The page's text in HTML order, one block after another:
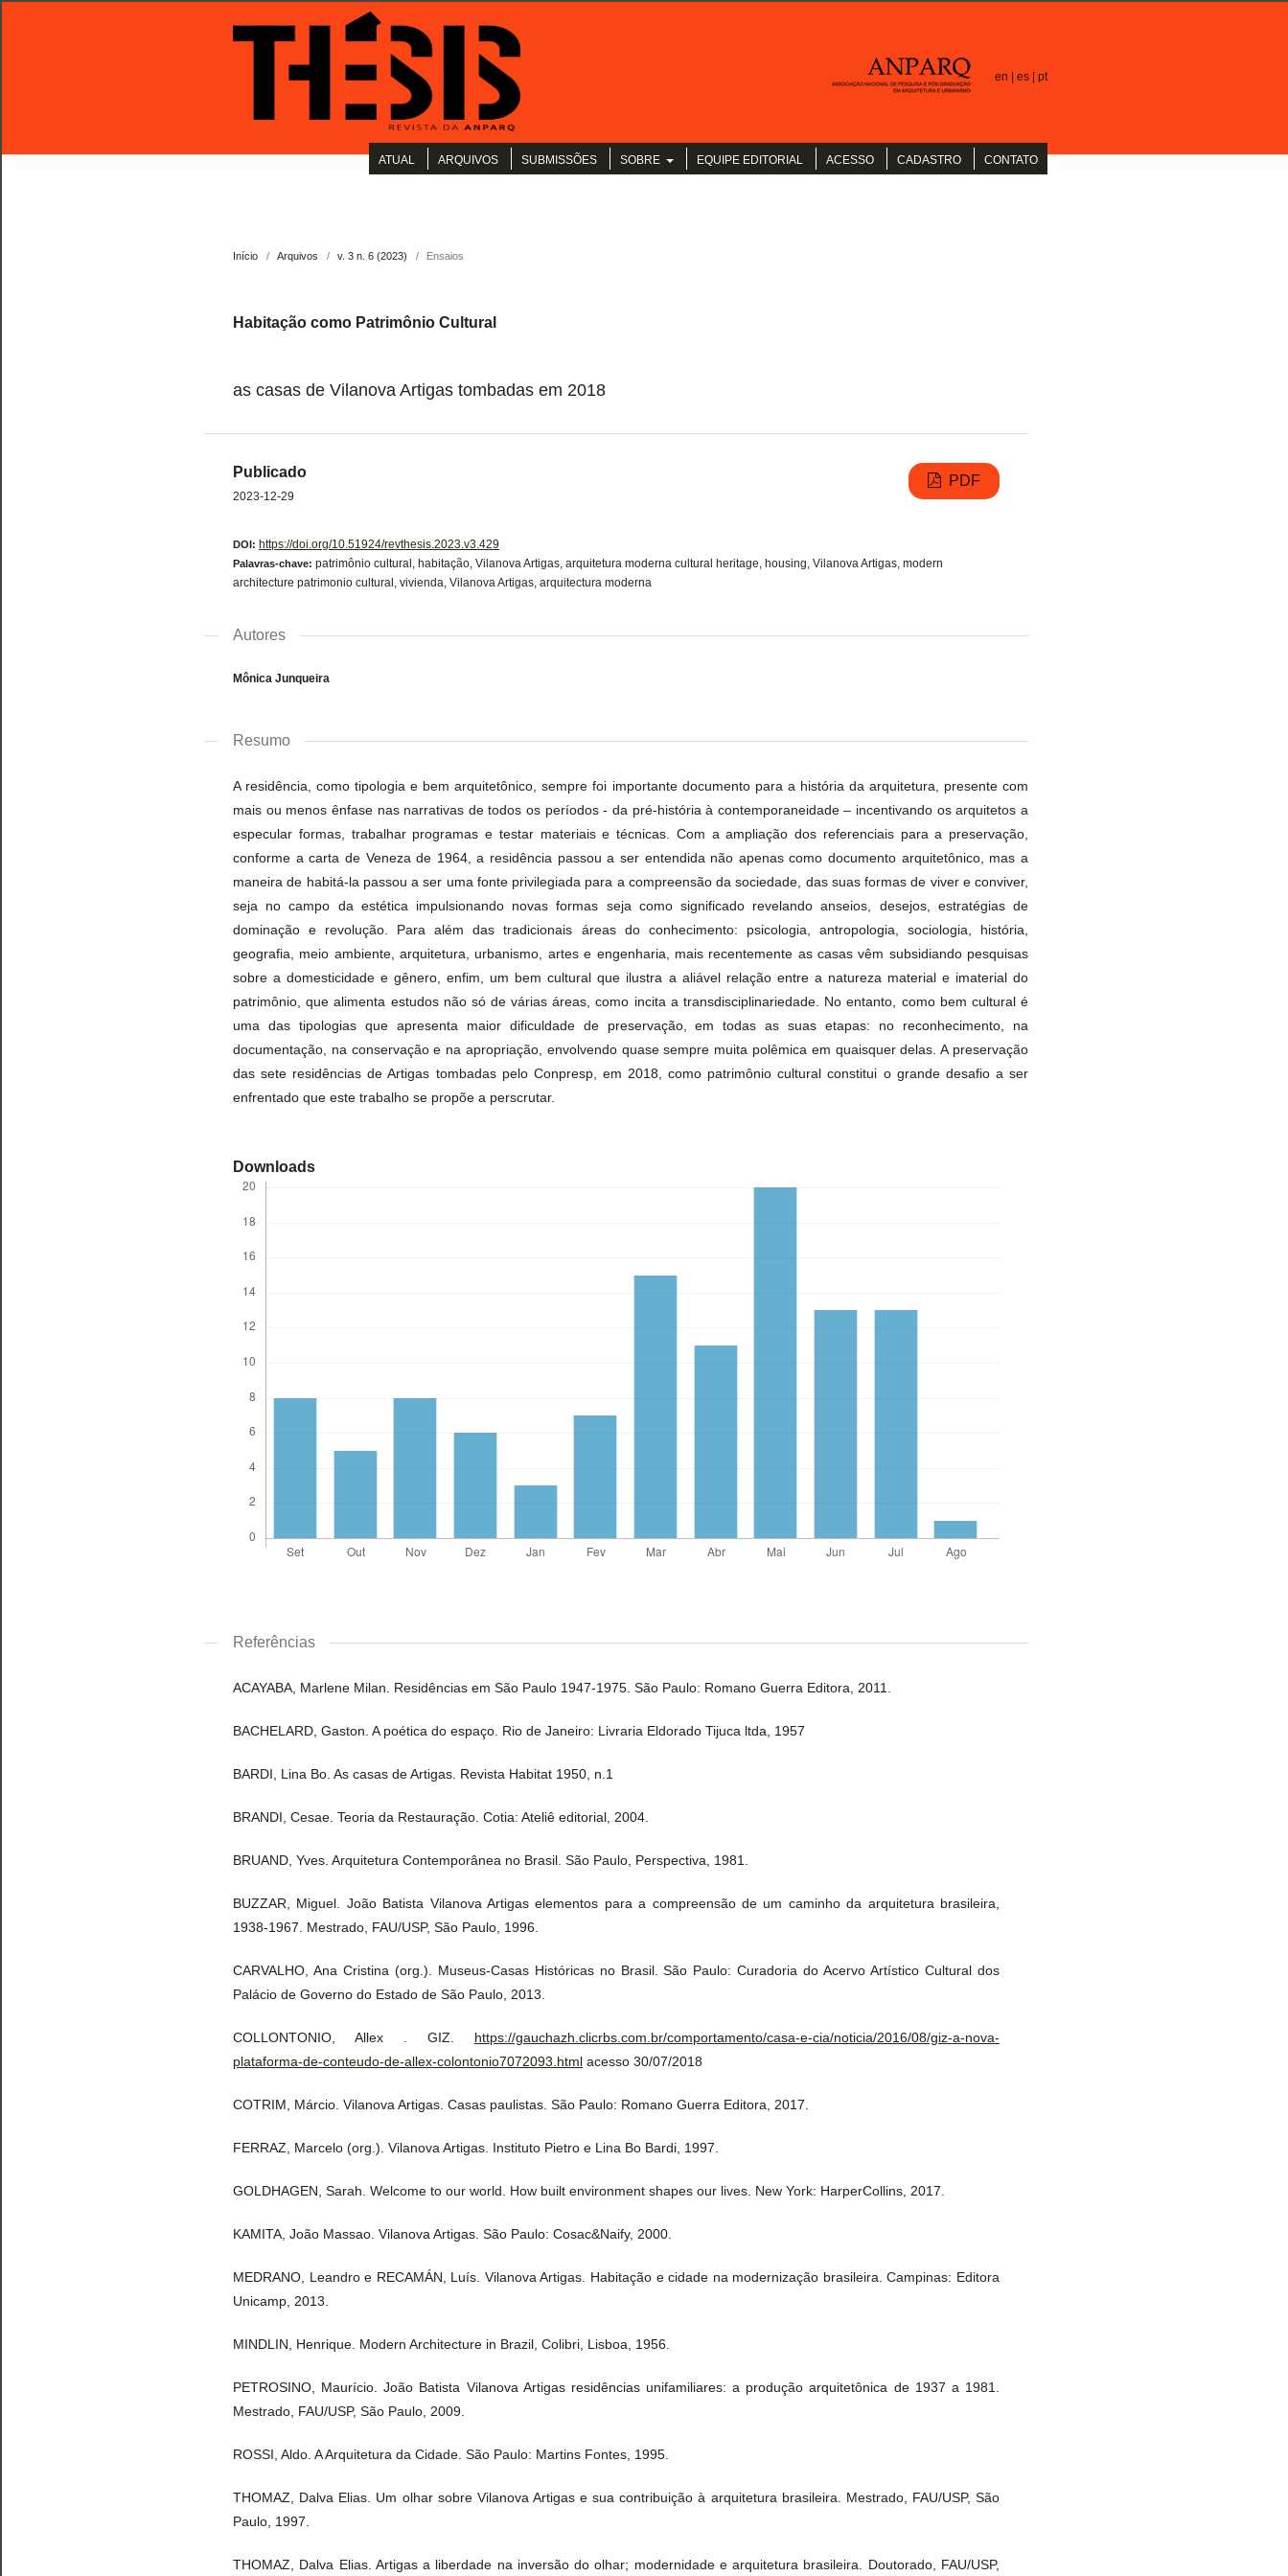
en | es | pt
ATUAL ARQUIVOS SUBMISSÕES SOBRE EQUIPE EDITORIAL ACESSO CADASTRO CONTATO
Início / Arquivos / v. 3 n. 6 (2023) / Ensaios
Habitação como Patrimônio Cultural
as casas de Vilanova Artigas tombadas em 2018
Publicado
2023-12-29
PDF
DOI: https://doi.org/10.51924/revthesis.2023.v3.429
Palavras-chave: patrimônio cultural, habitação, Vilanova Artigas, arquitetura moderna cultural heritage, housing, Vilanova Artigas, modern
architecture patrimonio cultural, vivienda, Vilanova Artigas, arquitectura moderna
Autores
Mônica Junqueira
Resumo
A residência, como tipologia e bem arquitetônico, sempre foi importante documento para a história da arquitetura, presente com
mais ou menos ênfase nas narrativas de todos os períodos - da pré-história à contemporaneidade – incentivando os arquitetos a
especular formas, trabalhar programas e testar materiais e técnicas. Com a ampliação dos referenciais para a preservação,
conforme a carta de Veneza de 1964, a residência passou a ser entendida não apenas como documento arquitetônico, mas a
maneira de habitá-la passou a ser uma fonte privilegiada para a compreensão da sociedade, das suas formas de viver e conviver,
seja no campo da estética impulsionando novas formas seja como significado revelando anseios, desejos, estratégias de
dominação e revolução. Para além das tradicionais áreas do conhecimento: psicologia, antropologia, sociologia, história,
geografia, meio ambiente, arquitetura, urbanismo, artes e engenharia, mais recentemente as casas vêm subsidiando pesquisas
sobre a domesticidade e gênero, enfim, um bem cultural que ilustra a aliável relação entre a natureza material e imaterial do
patrimônio, que alimenta estudos não só de várias áreas, como incita a transdisciplinariedade. No entanto, como bem cultural é
uma das tipologias que apresenta maior dificuldade de preservação, em todas as suas etapas: no reconhecimento, na
documentação, na conservação e na apropriação, envolvendo quase sempre muita polêmica em quaisquer delas. A preservação
das sete residências de Artigas tombadas pelo Conpresp, em 2018, como patrimônio cultural constitui o grande desafio a ser
enfrentado que este trabalho se propõe a perscrutar.
Downloads
Referências
ACAYABA, Marlene Milan. Residências em São Paulo 1947-1975. São Paulo: Romano Guerra Editora, 2011.
BACHELARD, Gaston. A poética do espaço. Rio de Janeiro: Livraria Eldorado Tijuca ltda, 1957
BARDI, Lina Bo. As casas de Artigas. Revista Habitat 1950, n.1
BRANDI, Cesae. Teoria da Restauração. Cotia: Ateliê editorial, 2004.
BRUAND, Yves. Arquitetura Contemporânea no Brasil. São Paulo, Perspectiva, 1981.
BUZZAR, Miguel. João Batista Vilanova Artigas elementos para a compreensão de um caminho da arquitetura brasileira,
1938-1967. Mestrado, FAU/USP, São Paulo, 1996.
CARVALHO, Ana Cristina (org.). Museus-Casas Históricas no Brasil. São Paulo: Curadoria do Acervo Artístico Cultural dos
Palácio de Governo do Estado de São Paulo, 2013.
COLLONTONIO, Allex . GIZ. https://gauchazh.clicrbs.com.br/comportamento/casa-e-cia/noticia/2016/08/giz-a-nova-
plataforma-de-conteudo-de-allex-colontonio7072093.html acesso 30/07/2018
COTRIM, Márcio. Vilanova Artigas. Casas paulistas. São Paulo: Romano Guerra Editora, 2017.
FERRAZ, Marcelo (org.). Vilanova Artigas. Instituto Pietro e Lina Bo Bardi, 1997.
GOLDHAGEN, Sarah. Welcome to our world. How built environment shapes our lives. New York: HarperCollins, 2017.
KAMITA, João Massao. Vilanova Artigas. São Paulo: Cosac&Naify, 2000.
MEDRANO, Leandro e RECAMÁN, Luís. Vilanova Artigas. Habitação e cidade na modernização brasileira. Campinas: Editora
Unicamp, 2013.
MINDLIN, Henrique. Modern Architecture in Brazil, Colibri, Lisboa, 1956.
PETROSINO, Maurício. João Batista Vilanova Artigas residências unifamiliares: a produção arquitetônica de 1937 a 1981.
Mestrado, FAU/USP, São Paulo, 2009.
ROSSI, Aldo. A Arquitetura da Cidade. São Paulo: Martins Fontes, 1995.
THOMAZ, Dalva Elias. Um olhar sobre Vilanova Artigas e sua contribuição à arquitetura brasileira. Mestrado, FAU/USP, São
Paulo, 1997.
THOMAZ, Dalva Elias. Artigas a liberdade na inversão do olhar; modernidade e arquitetura brasileira. Doutorado, FAU/USP,